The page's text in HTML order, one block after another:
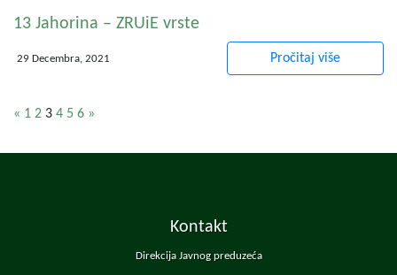
13 Jahorina – ZRUiE vrste
29 Decembra, 2021 Pročitaj više
« 1 2 3 4 5 6 »
Kontakt
Direkcija Javnog preduzeća